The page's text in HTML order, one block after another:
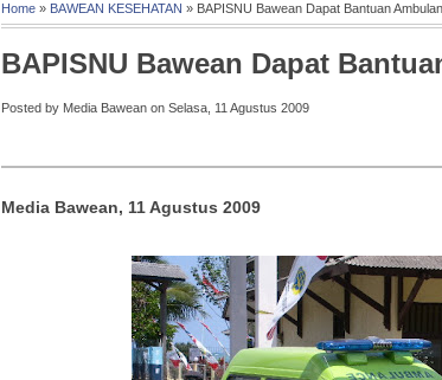
Home » BAWEAN KESEHATAN » BAPISNU Bawean Dapat Bantuan
BAPISNU Bawean Dapat
Posted by Media Bawean on Selasa, 11 Agustus 2009
Media Bawean, 11 Agustus 2009